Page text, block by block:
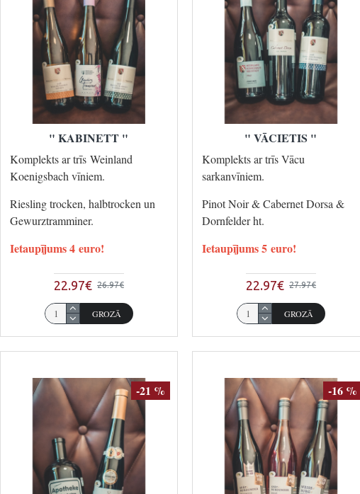
" KABINETT "
Komplekts ar trīs Weinland
Koenigsbach vīniem.
Riesling trocken, halbtrocken un
Gewurztramminer.
Ietaupījums 4 euro!
22.97€ 26.97€
GROZĀ
" VĀCIETIS "
Komplekts ar trīs Vācu
sarkanvīniem.
Pinot Noir & Cabernet Dorsa &
Dornfelder ht.
Ietaupījums 5 euro!
22.97€ 27.97€
GROZĀ
-21 % -16 %